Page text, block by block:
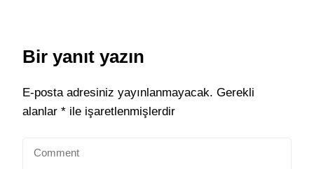
Bir yanıt yazın
E-posta adresiniz yayınlanmayacak. Gerekli
alanlar * ile işaretlenmişlerdir